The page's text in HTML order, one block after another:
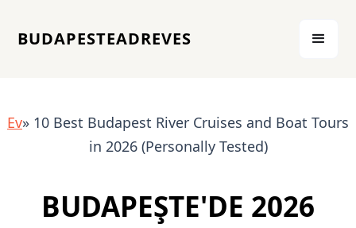
BUDAPESTEADREVES
Ev» 10 Best Budapest River Cruises and Boat Tours
in 2026 (Personally Tested)
BUDAPEŞTE'DE 2026